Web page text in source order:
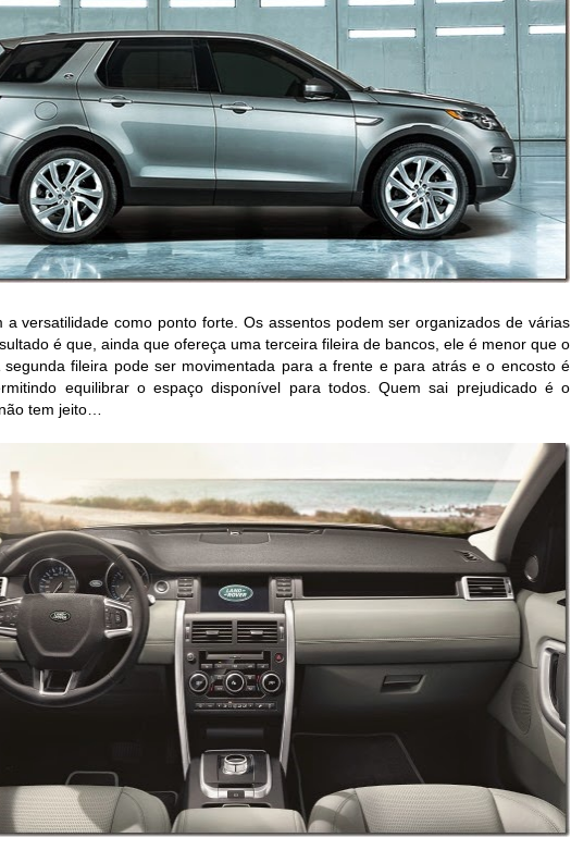
a versatilidade como ponto forte. Os assentos podem ser organizados de várias
é que, ainda que ofereça uma terceira fileira de bancos, ele é menor que o
segunda fileira pode ser movimentada para a frente e para atrás e o encosto é
equilibrar o espaço disponível para todos. Quem sai prejudicado é o
tem jeito…